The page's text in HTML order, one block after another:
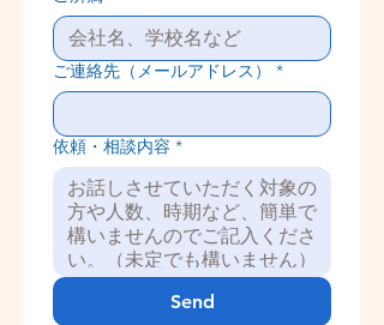
ご連絡先（メールアドレス） *
依頼・相談内容 *
Send